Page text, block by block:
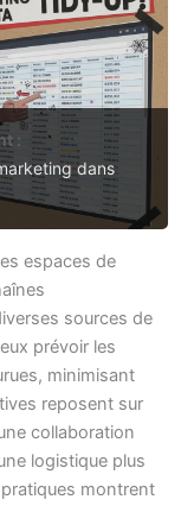
:
dans
espaces de
sources de
prévoir les
minimisant
reposent sur
collaboration
logistique plus
montrent